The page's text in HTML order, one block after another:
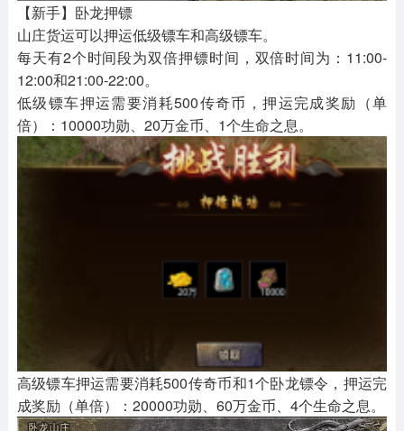
【新手】卧龙押镖
山庄货运可以押运低级镖车和高级镖车。
每天有2个时间段为双倍押镖时间，双倍时间为：11:00-
12:00和21:00-22:00。
低级镖车押运需要消耗500传奇币，押运完成奖励（单
倍）：10000功勋、20万金币、1个生命之息。
高级镖车押运需要消耗500传奇币和1个卧龙镖令，押运完
成奖励（单倍）：20000功勋、60万金币、4个生命之息。